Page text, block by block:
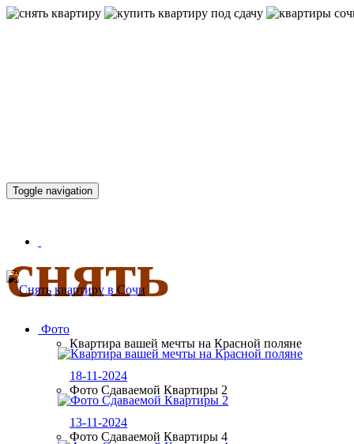
снять
Toggle navigation
Фото
Квартира вашей мечты на Красной поляне
18-11-2024
Фото Сдаваемой Квартиры 2
13-11-2024
Фото Сдаваемой Квартиры 4